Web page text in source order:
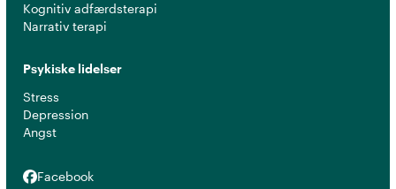
Kognitiv adfærdsterapi
Narrativ terapi
Psykiske lidelser
Stress
Depression
Angst
Facebook
Facebook